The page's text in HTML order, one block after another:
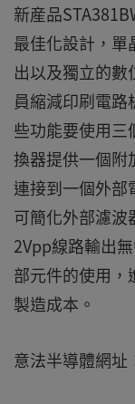
新産品
最佳化設計，單
出以及獨立的數
員縮減印刷電路
些功能要使用三
換器提供一個附
連接到一個外部
可簡化外部濾波
2Vpp線路輸出
部元件的使用，
製造成本。
意法半導體網